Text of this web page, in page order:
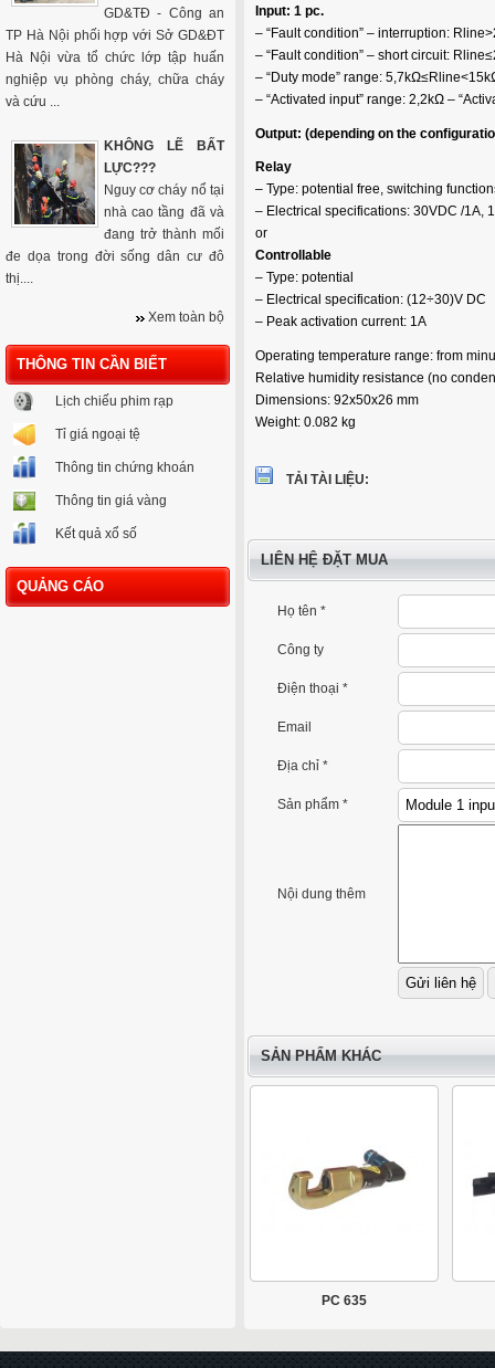
GD&TĐ - Công an
TP Hà Nội phối hợp với Sở GD&ĐT
Hà Nội vừa tổ chức lớp tập huấn
nghiệp vụ phòng cháy, chữa cháy
và cứu ...
KHÔNG LẼ BẤT
LỰC???
Nguy cơ cháy nổ tại
nhà cao tầng đã và
đang trở thành mối
đe dọa trong đời sống dân cư đô
thị....
Xem toàn bộ
THÔNG TIN CẦN BIẾT
Lịch chiếu phim rạp
Tỉ giá ngoại tệ
Thông tin chứng khoán
Thông tin giá vàng
Kết quả xổ số
QUẢNG CÁO
Input: 1 pc.
– “Fault condition” – interruption:
– “Fault condition” – short circuit:
– “Duty mode” range:
– “Activated input” range: 2,2kΩ –
Output: (depending on the
Relay
– Type: potential free, switching
– Electrical specifications: 30VDC /1A,
or
Controllable
– Type: potential
– Electrical specification: (12÷30)V DC
– Peak activation current: 1A
Operating temperature range: from
Relative humidity resistance (no
Dimensions: 92x50x26 mm
Weight: 0.082 kg
TẢI TÀI LIỆU:
LIÊN HỆ ĐẶT MUA
Họ tên *
Công ty
Điện thoại *
Email
Địa chỉ *
Sản phẩm *
Nội dung thêm
SẢN PHẨM KHÁC
PC 635